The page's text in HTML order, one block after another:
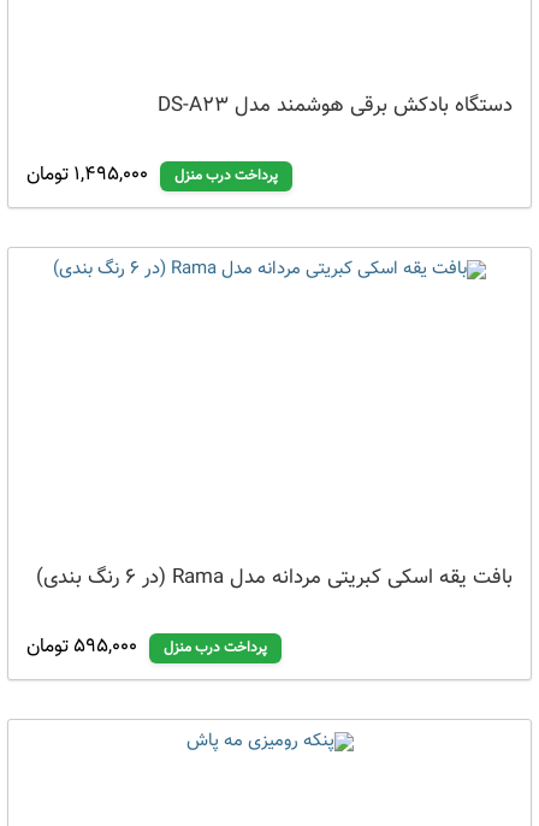
دستگاه بادکش برقی هوشمند مدل DS-A23
1,495,000 تومان پرداخت درب منزل
بافت یقه اسکی کبریتی مردانه مدل Rama (در 6 رنگ بندی)
595,000 تومان پرداخت درب منزل